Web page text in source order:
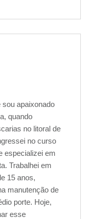
apaixonado
quando
no litoral de
no curso
especializei em
Trabalhei em
15 anos,
manutenção de
porte. Hoje,
esse